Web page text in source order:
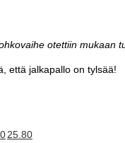
otettiin mukaan
että jalkapallo on tylsää!
25.80